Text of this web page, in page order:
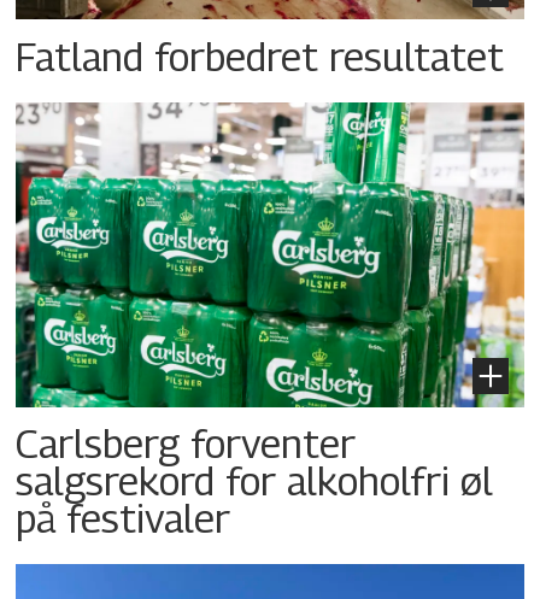
Fatland forbedret resultatet
Carlsberg forventer
salgsrekord for alkoholfri øl
på festivaler